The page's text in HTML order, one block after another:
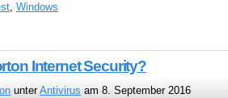
, Windows
Internet Security?
unterAntivirus am 8. September 2016